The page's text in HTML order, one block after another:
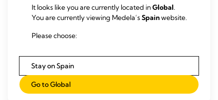
Losparches de hidrogelrefrescan y calman los
pezones entre tomas y estimulan la recuperación de la
Losdiscos absorbentes
Cada producto está diseñado pensando en tu comodidad y
teniendo en mente tus objetivos de lactancia, para que
puedas centrarte en conectar con tu bebé.
It looks like you are currently located inGlobal.
You are currently viewing Medela’sSpainwebsite.
Please choose:
Stay on Spain
Go to Global